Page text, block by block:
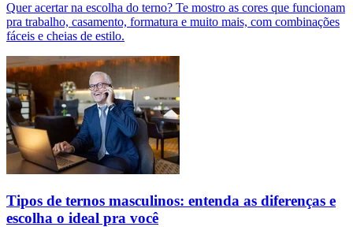
Quer acertar na escolha do terno? Te mostro as cores que funcionam
pra trabalho, casamento, formatura e muito mais, com combinações
fáceis e cheias de estilo.
Tipos de ternos masculinos: entenda as diferenças e
escolha o ideal pra você